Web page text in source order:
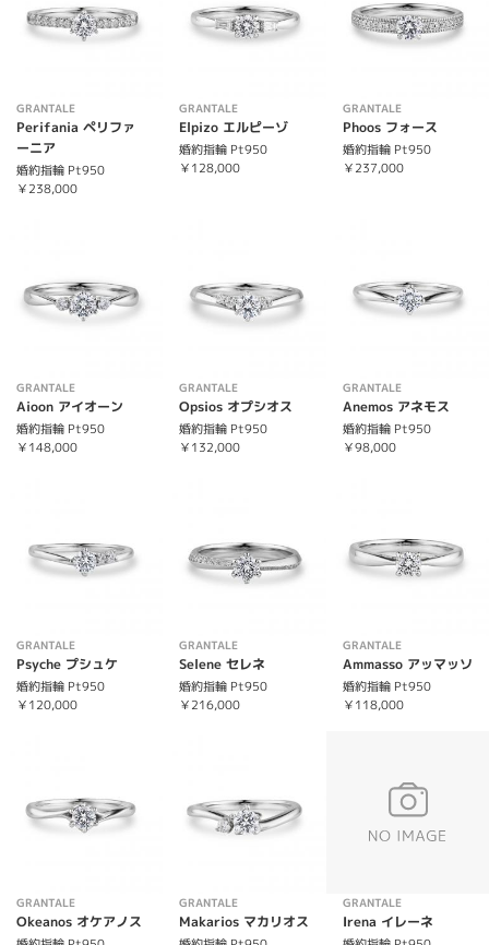
GRANTALE
Perifania ペリファ
ーニア
婚約指輪 Pt950
￥238,000
GRANTALE
Elpizo エルピーゾ
婚約指輪 Pt950
￥128,000
GRANTALE
Phoos フォース
婚約指輪 Pt950
￥237,000
GRANTALE
Aioon アイオーン
婚約指輪 Pt950
￥148,000
GRANTALE
Opsios オプシオス
婚約指輪 Pt950
￥132,000
GRANTALE
Anemos アネモス
婚約指輪 Pt950
￥98,000
GRANTALE
Psyche プシュケ
婚約指輪 Pt950
￥120,000
GRANTALE
Selene セレネ
婚約指輪 Pt950
￥216,000
GRANTALE
Ammasso アッマッソ
婚約指輪 Pt950
￥118,000
GRANTALE
Okeanos オケアノス
GRANTALE
Makarios マカリオス
GRANTALE
Irena イレーネ